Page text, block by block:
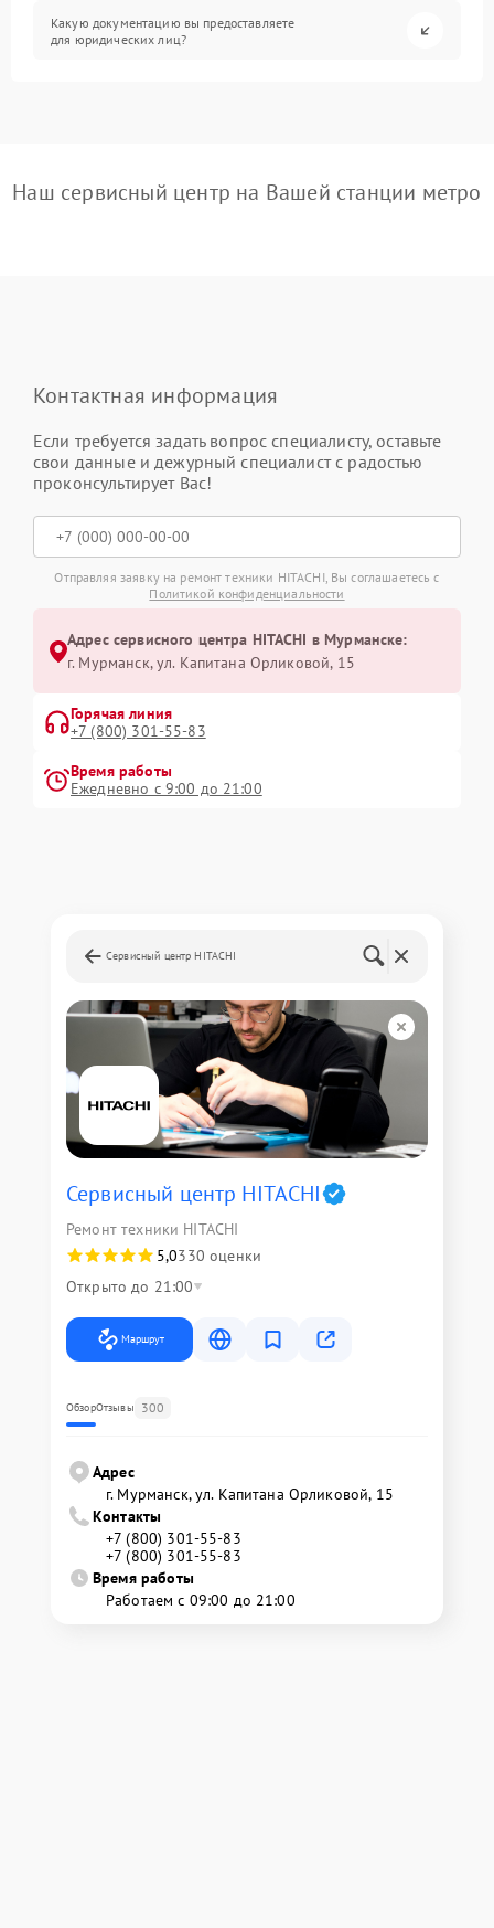
Какую документацию вы предоставляете
для юридических лиц?
Наш сервисный центр на Вашей станции метро
Контактная информация
Если требуется задать вопрос специалисту, оставьте
свои данные и дежурный специалист с радостью
проконсультирует Вас!
Отправляя заявку на ремонт техники HITACHI, Вы соглашаетесь с
Политикой конфиденциальности
Адрес сервисного центра HITACHI в Мурманске:
г. Мурманск, ул. Капитана Орликовой, 15
Горячая линия
+7 (800) 301-55-83
Время работы
Ежедневно с 9:00 до 21:00
Сервисный центр HITACHI
Сервисный центр HITACHI
Ремонт техники HITACHI
5,0330 оценки
Открыто до 21:00
Маршрут
ОбзорОтзывы 300
Адрес
г. Мурманск, ул. Капитана Орликовой, 15
Контакты
+7 (800) 301-55-83
+7 (800) 301-55-83
Время работы
Работаем с 09:00 до 21:00